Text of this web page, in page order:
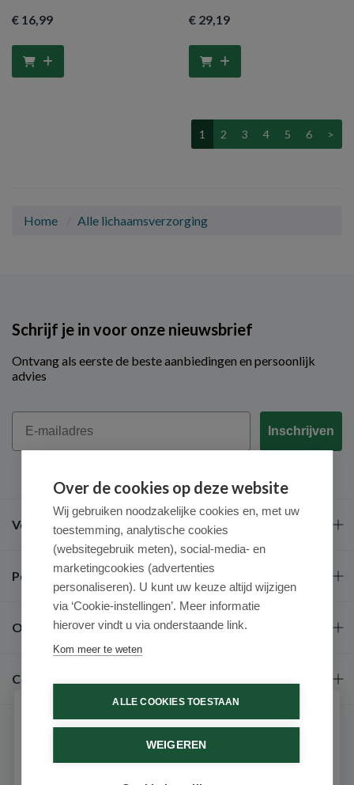
€ 16,99 € 29,19
1 2 3 4 5 6 >
Home Alle lichaamsverzorging
Schrijf je in voor onze nieuwsbrief
Ontvang als eerste de beste aanbiedingen en persoonlijk
advies
Email
Inschrijven
Veel gestelde vragen
Populaire merken
Over ons
Contact
Over de cookies op deze website
Wij gebruiken noodzakelijke cookies en, met uw
toestemming, analytische cookies
(websitegebruik meten), social-media- en
marketingcookies (advertenties
personaliseren). U kunt uw keuze altijd wijzigen
via ‘Cookie-instellingen’. Meer informatie
hierover vindt u via onderstaande link.
Kom meer te weten
ALLE COOKIES TOESTAAN
WEIGEREN
Schrijf je in voor onze nieuwsbrief
Ontvang als eerste de beste aanbiedingen en persoonlijk
advies